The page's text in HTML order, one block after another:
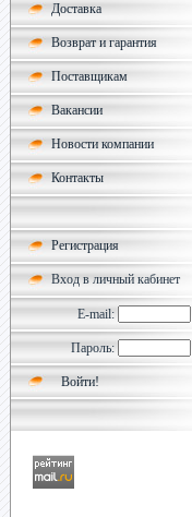
Доставка
Возврат и гарантия
Поставщикам
Вакансии
Новости компании
Контакты
Регистрация
Вход в личный кабинет
E-mail:
Пароль: